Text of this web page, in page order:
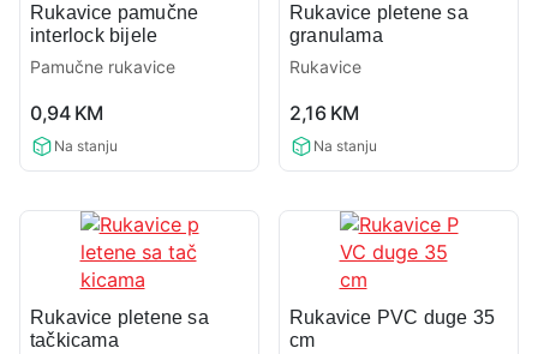
Rukavice pamučne
interlock bijele
Pamučne rukavice
rating
0,94 KM
Na stanju
Rukavice pletene sa
granulama
Rukavice
rating
2,16 KM
Na stanju
Rukavice pletene sa
tačkicama
Rukavice PVC duge 35
cm